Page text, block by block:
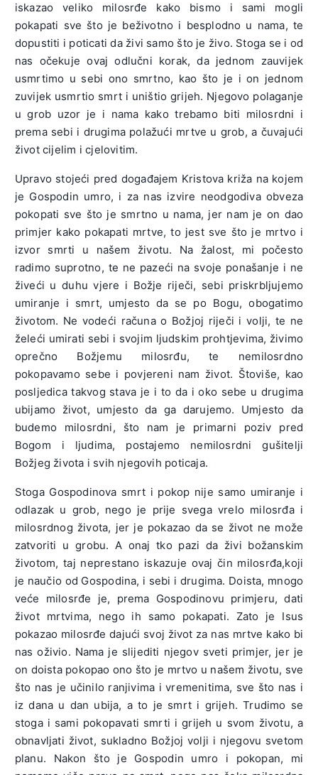
iskazao veliko milosrđe kako bismo i sami mogli
pokapati sve što je beživotno i besplodno u nama, te
dopustiti i poticati da živi samo što je živo. Stoga se i od
nas očekuje ovaj odlučni korak, da jednom zauvijek
usmrtimo u sebi ono smrtno, kao što je i on jednom
zuvijek usmrtio smrt i uništio grijeh. Njegovo polaganje
u grob uzor je i nama kako trebamo biti milosrdni i
prema sebi i drugima polažući mrtve u grob, a čuvajući
život cijelim i cjelovitim.
Upravo stojeći pred događajem Kristova križa na kojem
je Gospodin umro, i za nas izvire neodgodiva obveza
pokopati sve što je smrtno u nama, jer nam je on dao
primjer kako pokapati mrtve, to jest sve što je mrtvo i
izvor smrti u našem životu. Na žalost, mi počesto
radimo suprotno, te ne pazeći na svoje ponašanje i ne
živeći u duhu vjere i Božje riječi, sebi priskrbljujemo
umiranje i smrt, umjesto da se po Bogu, obogatimo
životom. Ne vodeći računa o Božjoj riječi i volji, te ne
želeći umirati sebi i svojim ljudskim prohtjevima, živimo
oprečno Božjemu milosrđu, te nemilosrdno
pokopavamo sebe i povjereni nam život. Štoviše, kao
posljedica takvog stava je i to da i oko sebe u drugima
ubijamo život, umjesto da ga darujemo. Umjesto da
budemo milosrdni, što nam je primarni poziv pred
Bogom i ljudima, postajemo nemilosrdni gušitelji
Božjeg života i svih njegovih poticaja.
Stoga Gospodinova smrt i pokop nije samo umiranje i
odlazak u grob, nego je prije svega vrelo milosrđa i
milosrdnog života, jer je pokazao da se život ne može
zatvoriti u grobu. A onaj tko pazi da živi božanskim
životom, taj neprestano iskazuje ovaj čin milosrđa,koji
je naučio od Gospodina, i sebi i drugima. Doista, mnogo
veće milosrđe je, prema Gospodinovu primjeru, dati
život mrtvima, nego ih samo pokapati. Zato je Isus
pokazao milosrđe dajući svoj život za nas mrtve kako bi
nas oživio. Nama je slijediti njegov sveti primjer, jer je
on doista pokopao ono što je mrtvo u našem životu, sve
što nas je učinilo ranjivima i vremenitima, sve što nas i
iz dana u dan ubija, a to je smrt i grijeh. Trudimo se
stoga i sami pokopavati smrti i grijeh u svom životu, a
obnavljati život, sukladno Božjoj volji i njegovu svetom
planu. Nakon što je Gospodin umro i pokopan, mi